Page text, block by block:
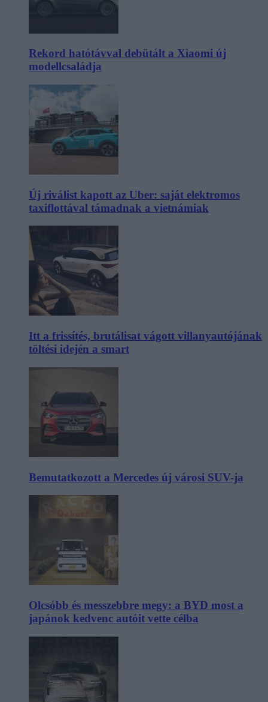
Rekord hatótávval debütált a Xiaomi új
modellcsaládja
Új riválist kapott az Uber: saját elektromos
taxiflottával támadnak a vietnámiak
Itt a frissítés, brutálisat vágott villanyautójának
töltési idején a smart
Bemutatkozott a Mercedes új városi SUV-ja
Olcsóbb és messzebbre megy: a BYD most a
japánok kedvenc autóit vette célba